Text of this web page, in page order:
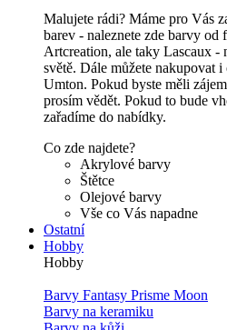
Malujete rádi? Máme pro Vás
barev - naleznete zde barvy od
Artcreation, ale taky Lascaux -
světě. Dále můžete nakupovat
Umton. Pokud byste měli
prosím vědět. Pokud to bude
zařadíme do nabídky.
Co zde najdete?
Akrylové barvy
Štětce
Olejové barvy
Vše co Vás napadne
Ostatní
Hobby
Hobby
Barvy Fantasy Prisme Moon
Barvy na keramiku